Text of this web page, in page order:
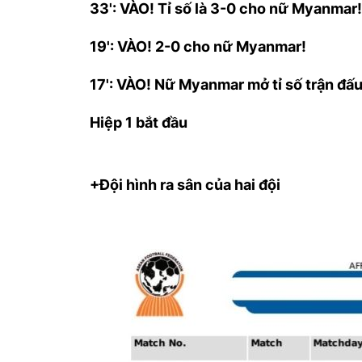
33': VÀO! Tỉ số là 3-0 cho nữ
19': VÀO! 2-0 cho nữ Myanmar!
17': VÀO! Nữ Myanmar mở tỉ số trận
Hiệp 1 bắt đầu
+Đội hình ra sân của hai đội